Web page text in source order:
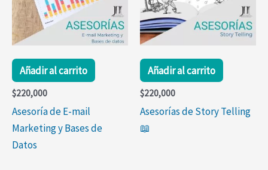
Añadir al carrito
$220,000
Asesoría de E-mail
Marketing y Bases de
Datos
Añadir al carrito
$220,000
Asesorías de Story Telling
📖